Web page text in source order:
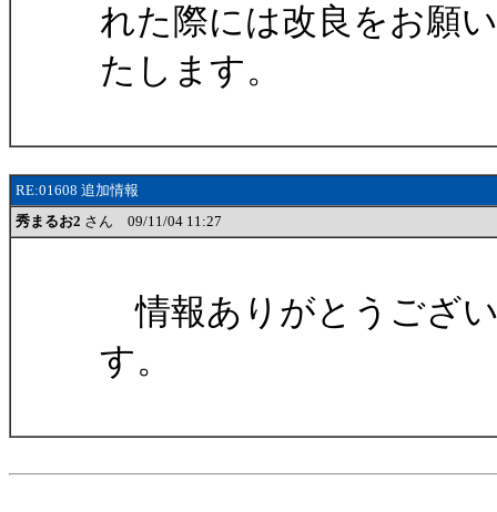
れた際には改良をお願
たします。
RE:01608 追加情報
秀まるお2 さん 09/11/04 11:27
情報ありがとうござ
す。